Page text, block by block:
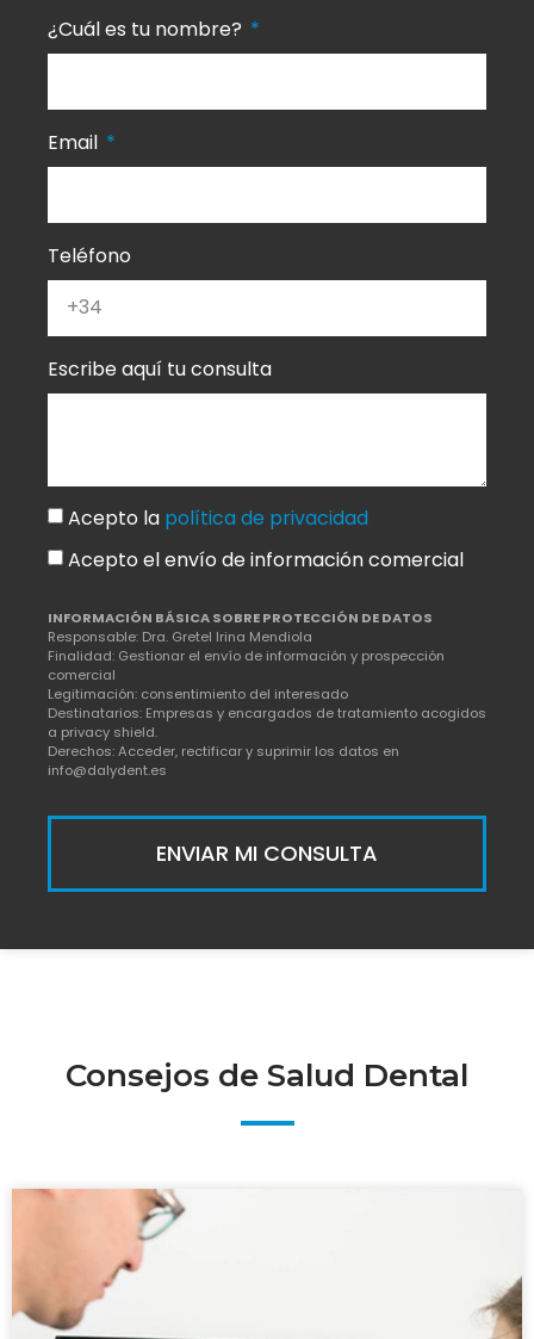
¿Cuál es tu nombre?
Email
Teléfono
Escribe aquí tu consulta
Acepto la política de privacidad
Acepto el envío de información comercial
INFORMACIÓN BÁSICA SOBRE PROTECCIÓN DE DATOS
Responsable: Dra. Gretel Irina Mendiola
Finalidad: Gestionar el envío de información y prospección
comercial
Legitimación: consentimiento del interesado
Destinatarios: Empresas y encargados de tratamiento acogidos
a privacy shield.
Derechos: Acceder, rectificar y suprimir los datos en
info@dalydent.es
ENVIAR MI CONSULTA
Consejos de Salud Dental